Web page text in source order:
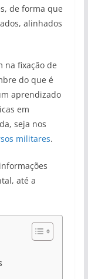
de forma que
alinhados
na fixação de
do que é
aprendizado
em
seja nos
militares.
até a